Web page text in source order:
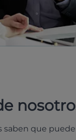
saben que